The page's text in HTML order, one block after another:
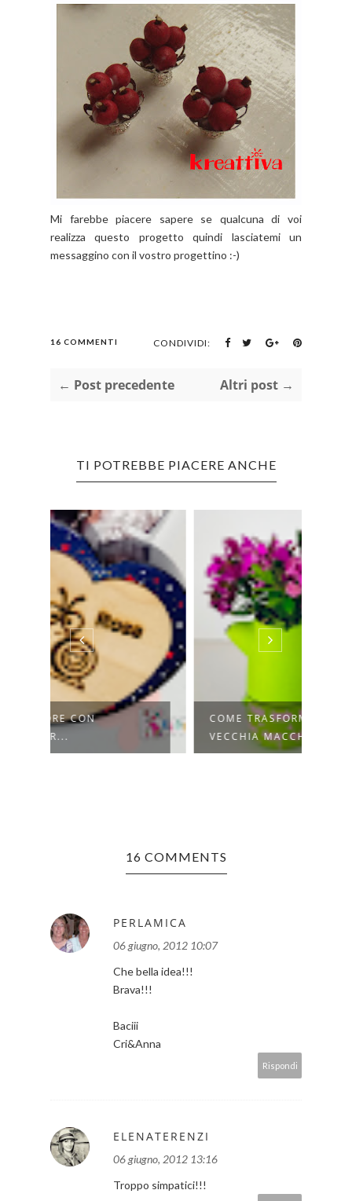
Mi farebbe piacere sapere se qualcuna di voi
realizza questo progetto quindi lasciatemi un
messaggino con il vostro progettino :-)
16 COMMENTI CONDIVIDI:
← Post precedente Altri post →
TI POTREBBE PIACERE ANCHE
COME TRASFORMARE UNA
VECCHIA MACCHI...
16 COMMENTS
PERLAMICA
06 giugno, 2012 10:07
Che bella idea!!!
Brava!!!
Baciii
Cri&Anna
Rispondi
ELENATERENZI
06 giugno, 2012 13:16
Troppo simpatici!!!